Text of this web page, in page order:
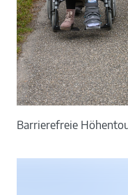
Barrierefreie